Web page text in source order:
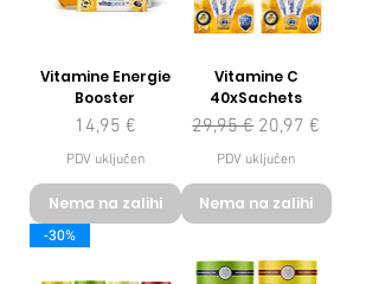
Vitamine Energie
Booster
Cijena
14,95 €
PDV uključen
Nema na zalihi
Vitamine C
40xSachets
Redovna cijena
29,95 € Cijena s
20,97 €
PDV uključen
Nema na zalihi
-30%